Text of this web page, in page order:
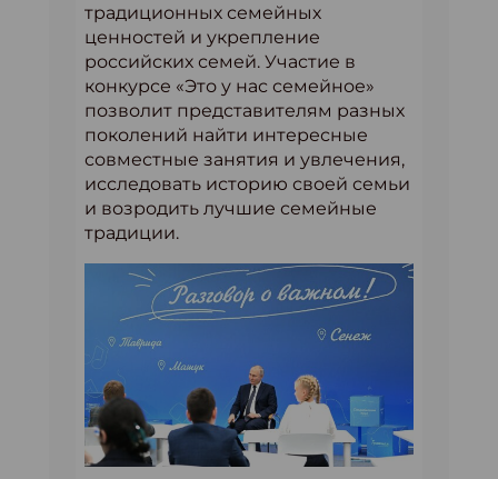
традиционных семейных
ценностей и укрепление
российских семей. Участие в
конкурсе «Это у нас семейное»
позволит представителям разных
поколений найти интересные
совместные занятия и увлечения,
исследовать историю своей семьи
и возродить лучшие семейные
традиции.